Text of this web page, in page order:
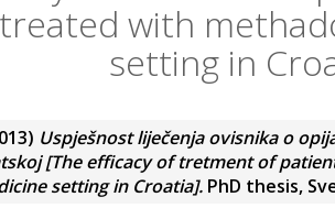
with
setting in
Uspješnost liječenja ovisnika o
[The efficacy of tretment of
setting in Croatia]. PhD thesis,